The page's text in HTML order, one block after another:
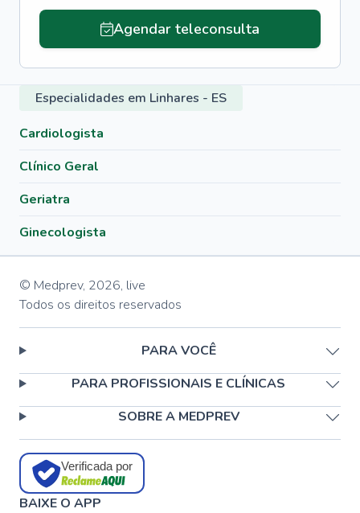
Agendar teleconsulta
Especialidades em Linhares - ES
Cardiologista
Clínico Geral
Geriatra
Ginecologista
© Medprev, 2026, live
Todos os direitos reservados
PARA VOCÊ
PARA PROFISSIONAIS E CLÍNICAS
SOBRE A MEDPREV
Verificada por
BAIXE O APP